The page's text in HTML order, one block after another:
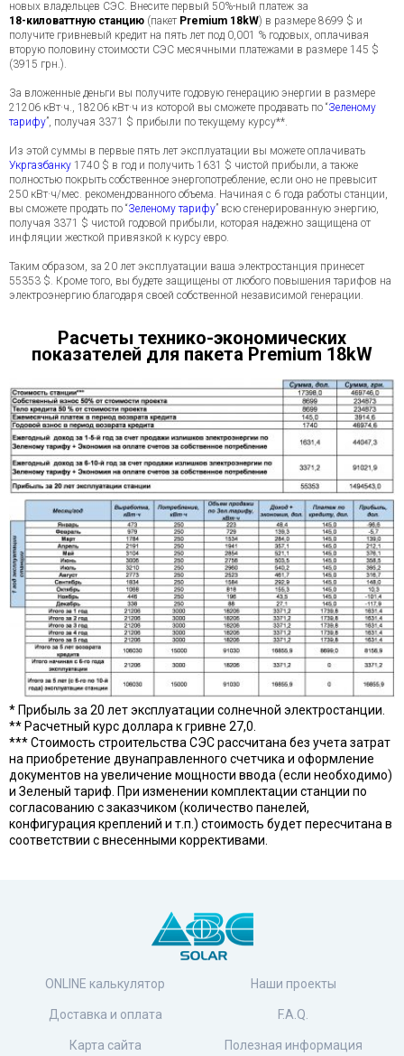
новых владельцев СЭС. Внесите первый 50%-ный платеж за
18-киловаттную станцию (пакет Premium 18kW) в размере 8699 $ и
получите гривневый кредит на пять лет под 0,001 % годовых, оплачивая
вторую половину стоимости СЭС месячными платежами в размере 145 $
(3915 грн.).
За вложенные деньги вы получите годовую генерацию энергии в размере
21206 кВт·ч., 18206 кВт·ч из которой вы сможете продавать по “Зеленому
тарифу”, получая 3371 $ прибыли по текущему курсу**.
Из этой суммы в первые пять лет эксплуатации вы можете оплачивать
Укргазбанку 1740 $ в год и получить 1631 $ чистой прибыли, а также
полностью покрыть собственное энергопотребление, если оно не превысит
250 кВт·ч/мес. рекомендованного объема. Начиная с 6 года работы станции,
вы сможете продать по “Зеленому тарифу” всю сгенерированную энергию,
получая 3371 $ чистой годовой прибыли, которая надежно защищена от
инфляции жесткой привязкой к курсу евро.
Таким образом, за 20 лет эксплуатации ваша электростанция принесет
55353 $. Кроме того, вы будете защищены от любого повышения тарифов на
электроэнергию благодаря своей собственной независимой генерации.
Расчеты технико-экономических
показателей для пакета Premium 18kW
* Прибыль за 20 лет эксплуатации солнечной электростанции.
** Расчетный курс доллара к гривне 27,0.
*** Стоимость строительства СЭС рассчитана без учета затрат
на приобретение двунаправленного счетчика и оформление
документов на увеличение мощности ввода (если необходимо)
и Зеленый тариф. При изменении комплектации станции по
согласованию с заказчиком (количество панелей,
конфигурация креплений и т.п.) стоимость будет пересчитана в
соответствии с внесенными коррективами.
ONLINE калькулятор
Доставка и оплата
Карта сайта
Наши проекты
F.A.Q.
Полезная информация